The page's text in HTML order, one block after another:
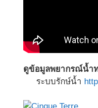
ดูข้อมูลพยากรณ์น้ำ
ระบบรักษ์น้ำ